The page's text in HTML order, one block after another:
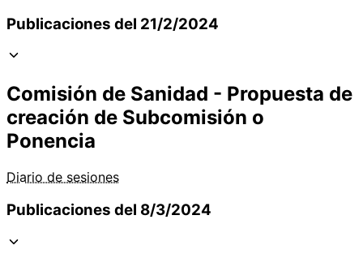
Publicaciones del 21/2/2024
Comisión de Sanidad - Propuesta de
creación de Subcomisión o
Ponencia
Diario de sesiones
Publicaciones del 8/3/2024